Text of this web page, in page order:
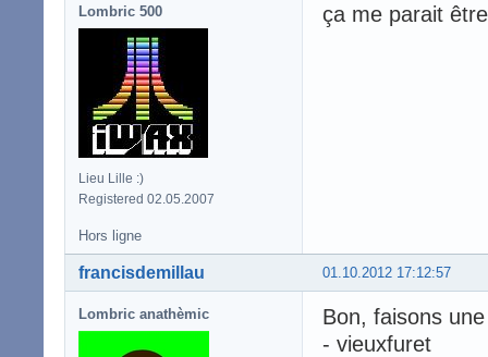
Lombric 500
Lieu Lille :)
Registered 02.05.2007
ça me parait
Hors ligne
01.10.2012 17:12:57
francisdemillau
Lombric anathèmic
Bon, faisons
- vieuxfuret